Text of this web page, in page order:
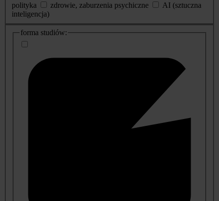
polityka
zdrowie, zaburzenia psychiczne
AI (sztuczna
inteligencja)
dodatkowe
informacje
forma studiów: